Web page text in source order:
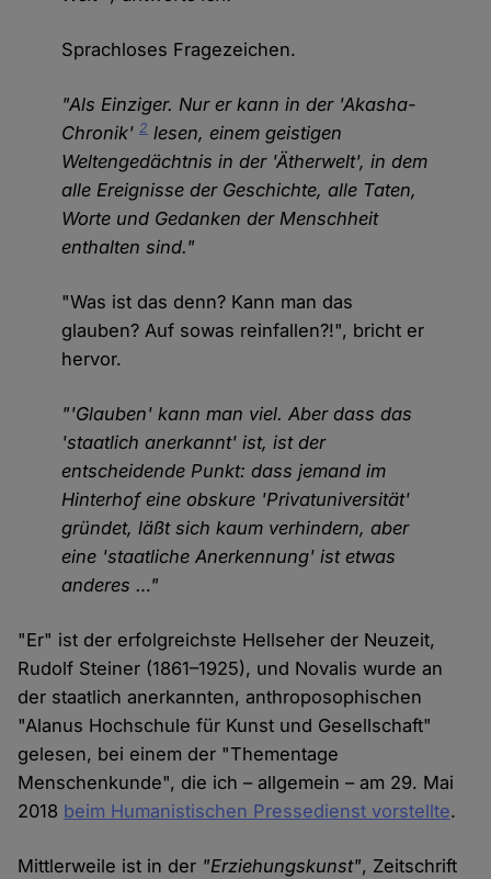
Sprachloses Fragezeichen.
"Als Einziger. Nur er kann in der 'Akasha-
Chronik'2 lesen, einem geistigen
Weltengedächtnis in der 'Ätherwelt', in dem
alle Ereignisse der Geschichte, alle Taten,
Worte und Gedanken der Menschheit
enthalten sind."
"Was ist das denn? Kann man das
glauben? Auf sowas reinfallen?!", bricht er
hervor.
"'Glauben' kann man viel. Aber dass das
'staatlich anerkannt' ist, ist der
entscheidende Punkt: dass jemand im
Hinterhof eine obskure 'Privatuniversität'
gründet, läßt sich kaum verhindern, aber
eine 'staatliche Anerkennung' ist etwas
anderes …"
"Er" ist der erfolgreichste Hellseher der Neuzeit,
Rudolf Steiner (1861–1925), und Novalis wurde an
der staatlich anerkannten, anthroposophischen
"Alanus Hochschule für Kunst und Gesellschaft"
gelesen, bei einem der "Thementage
Menschenkunde", die ich – allgemein – am 29. Mai
2018 beim Humanistischen Pressedienst vorstellte.
Mittlerweile ist in der "Erziehungskunst", Zeitschrift